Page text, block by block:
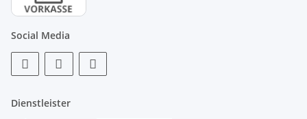
Social Media
Dienstleister